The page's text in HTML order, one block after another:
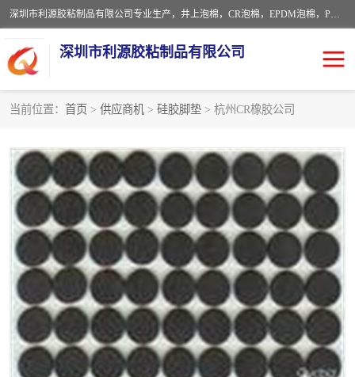
深圳市利源胶粘制品有限公司专业生产，井上泡棉，CR泡棉，EPDM泡棉，PORON泡棉厚度剖切，公差正负0.1mm，硅胶条，脚垫，异形一次成型，雕刻EVA海绵；包装材料:精密仪器、医疗器具、运输时缓冲、防震材料。建筑:住房装潢材料、房屋门窗密封；轻便、强韧性：轻便并且具有较强的韧性，良好的耐油性与耐溶剂性。隔热性：导热性低具有优越的保温性，具有的回弹性。
深圳市利源胶粘制品有限公司
当前位置： 首页 > 供应商机 > 硅胶脚垫 > 杭州CR橡胶公司
PORON泡棉 防火海绵
EVA珍珠棉异形 硅胶脚垫
佛橡胶泡棉